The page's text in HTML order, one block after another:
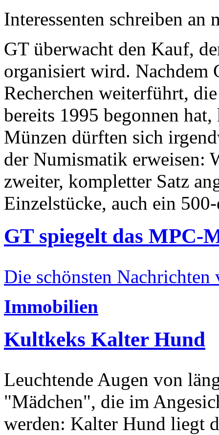
Interessenten schreiben
GT überwacht den Kauf,
organisiert wird. Nachdem
Recherchen weiterführt,
bereits 1995 begonnen
Münzen dürften sich
der Numismatik erweisen:
zweiter, kompletter Satz
Einzelstücke, auch ein
GT spiegelt das MPC-
Die schönsten Nachrichten
Immobilien
Kultkeks Kalter Hund
Leuchtende Augen von
"Mädchen", die im
werden: Kalter Hund liegt